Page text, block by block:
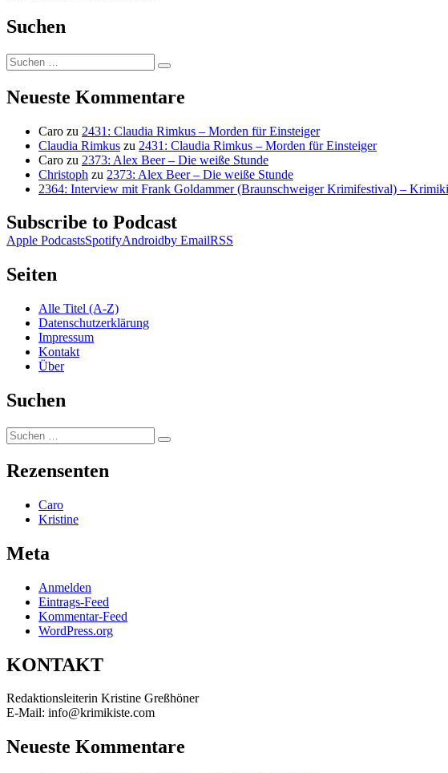
Suchen
Suchen
nach:
Suchen
Neueste Kommentare
Caro zu 2431: Claudia Rimkus – Morden für Einsteiger
Claudia Rimkus zu 2431: Claudia Rimkus – Morden für Einsteiger
Caro zu 2373: Alex Beer – Die weiße Stunde
Christoph zu 2373: Alex Beer – Die weiße Stunde
2364: Interview mit Frank Goldammer (Braunschweiger Krimifestival) –
Subscribe to Podcast
Apple PodcastsSpotifyAndroidby EmailRSS
Seiten
Alle Titel (A-Z)
Datenschutzerklärung
Impressum
Kontakt
Über
Suchen
Suchen
nach:
Suchen
Rezensenten
Caro
Kristine
Meta
Anmelden
Eintrags-Feed
Kommentar-Feed
WordPress.org
KONTAKT
Redaktionsleiterin Kristine Greßhöner
E-Mail: info@krimikiste.com
Neueste Kommentare